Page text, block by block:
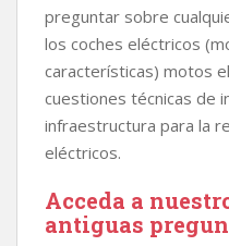
preguntar sobre
los coches eléctricos
características) motos
cuestiones técnicas de
infraestructura para la
eléctricos.
Acceda a
antiguas